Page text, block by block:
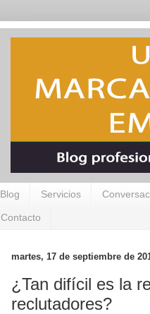
Blog Servicios
Contacto
martes, 17 de septiembre de
¿Tan difícil es la
reclutadores?